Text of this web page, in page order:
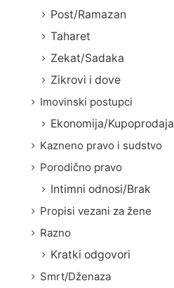
Post/Ramazan
Taharet
Zekat/Sadaka
Zikrovi i dove
Imovinski postupci
Ekonomija/Kupoprodaja
Kazneno pravo i sudstvo
Porodično pravo
Intimni odnosi/Brak
Propisi vezani za žene
Razno
Kratki odgovori
Smrt/Dženaza